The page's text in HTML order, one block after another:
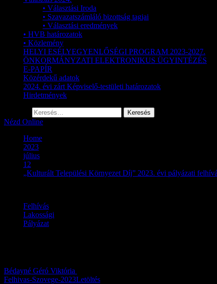
• Választási Iroda
• Szavazatszámláló bizottság tagjai
• Választási eredmények
• HVB határozatok
• Közlemény
HELYI ESÉLYEGYENLŐSÉGI PROGRAM 2023-2027.
ÖNKORMÁNYZATI ELEKTRONIKUS ÜGYINTÉZÉS
E-PAPÍR
Közérdekű adatok
2024. évi zárt Képviselő-testületi határozatok
Hirdetmények
Nézd Online
Home
2023
július
12
„Kulturált Települési Környezet Díj” 2023. évi pályázati
Felhívás
Lakossági
Pályázat
Bédayné Géró Viktória
Felhivas-Szovege-2023Letöltés